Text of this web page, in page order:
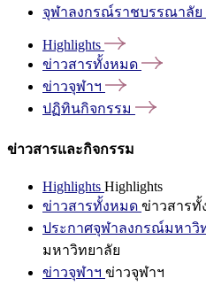
จุฬาลงกรณ์ราชบรรณาลัย
Highlights
ข่าวสารทั้งหมด
ข่าวจุฬาฯ
ปฏิทินกิจกรรม
ข่าวสารและกิจกรรม
Highlights Highlights
ข่าวสารทั้งหมด ข่าวสารทั้
ประกาศจุฬาลงกรณ์มหาวิ
มหาวิทยาลัย
ข่าวจุฬาฯ ข่าวจุฬาฯ